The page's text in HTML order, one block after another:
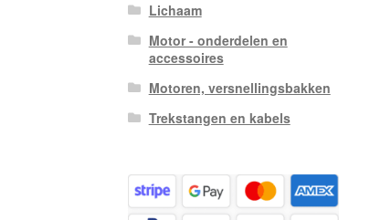
Lichaam
Motor - onderdelen en
accessoires
Motoren, versnellingsbakken
Trekstangen en kabels